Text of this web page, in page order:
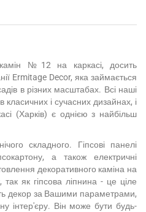
№12 на каркасі, досить
Ermitage Decor, яка займається
в різних масштабах. Всі наші
і сучасних дизайнах, і
(Харків) є однією з найбільш
складного. Гіпсові панелі
а також електричні
декоративного каміна на
як гіпсова ліпнина - це ціле
декор за Вашими параметрами,
інтер'єру. Він може бути будь-